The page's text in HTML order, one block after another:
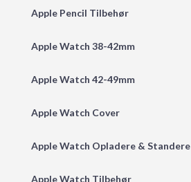
Apple Pencil Tilbehør
Apple Watch 38-42mm
Apple Watch 42-49mm
Apple Watch Cover
Apple Watch Opladere & Standere
Apple Watch Tilbehør